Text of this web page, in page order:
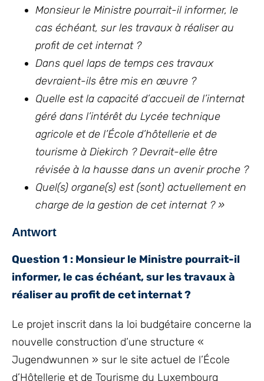
Monsieur le Ministre pourrait-il informer, le
cas échéant, sur les travaux à réaliser au
profit de cet internat ?
Dans quel laps de temps ces travaux
devraient-ils être mis en œuvre ?
Quelle est la capacité d’accueil de l’internat
géré dans l’intérêt du Lycée technique
agricole et de l’École d’hôtellerie et de
tourisme à Diekirch ? Devrait-elle être
révisée à la hausse dans un avenir proche ?
Quel(s) organe(s) est (sont) actuellement en
charge de la gestion de cet internat ? »
Antwort
Question 1 : Monsieur le Ministre pourrait-il
informer, le cas échéant, sur les travaux à
réaliser au profit de cet internat ?
Le projet inscrit dans la loi budgétaire concerne la
nouvelle construction d’une structure «
Jugendwunnen » sur le site actuel de l’École
d’Hôtellerie et de Tourisme du Luxembourg